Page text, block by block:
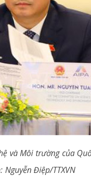
và Môi trường của
Nguyễn Điệp/TTXVN